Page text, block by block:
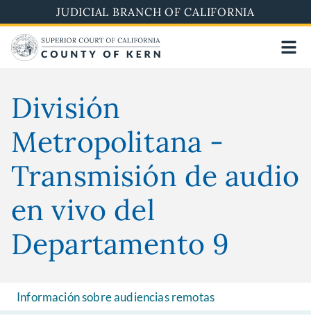
to
main
content
JUDICIAL BRANCH OF CALIFORNIA
División
Metropolitana -
Transmisión de audio
en vivo del
Departamento 9
Información sobre audiencias remotas